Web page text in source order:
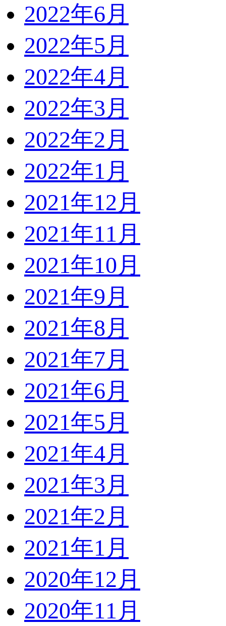
2022年6月
2022年5月
2022年4月
2022年3月
2022年2月
2022年1月
2021年12月
2021年11月
2021年10月
2021年9月
2021年8月
2021年7月
2021年6月
2021年5月
2021年4月
2021年3月
2021年2月
2021年1月
2020年12月
2020年11月